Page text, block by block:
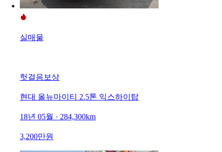
실매물
헛걸음보상
현대 올뉴마이티 2.5톤 익스하이탑
18년 05월 · 284,300km
3,200만원